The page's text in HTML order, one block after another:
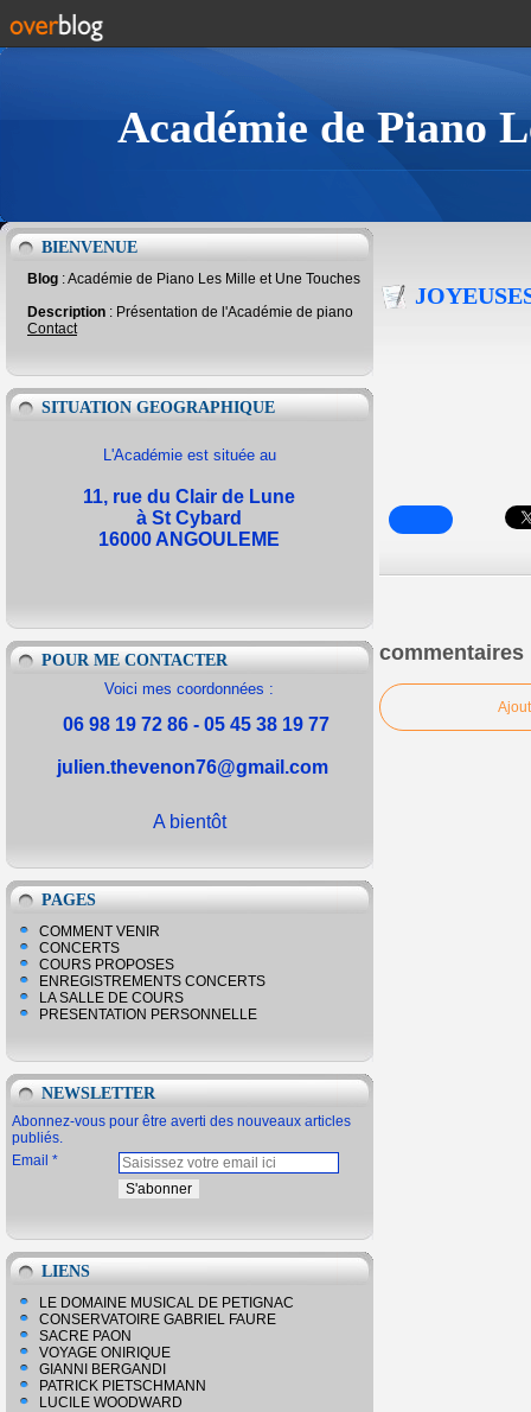
Académie de Piano
BIENVENUE
Blog : Académie de Piano Les Mille et Une Touches
Description : Présentation de l'Académie de piano
Contact
SITUATION GEOGRAPHIQUE
L'Académie est située au
11, rue du Clair de Lune
à St Cybard
16000 ANGOULEME
POUR ME CONTACTER
Voici mes coordonnées :
06 98 19 72 86 - 05 45 38 19 77
julien.thevenon76@gmail.com
A bientôt
PAGES
COMMENT VENIR
CONCERTS
COURS PROPOSES
ENREGISTREMENTS CONCERTS
LA SALLE DE COURS
PRESENTATION PERSONNELLE
NEWSLETTER
Abonnez-vous pour être averti des nouveaux articles
publiés.
Email
LIENS
LE DOMAINE MUSICAL DE PETIGNAC
CONSERVATOIRE GABRIEL FAURE
SACRE PAON
VOYAGE ONIRIQUE
GIANNI BERGANDI
PATRICK PIETSCHMANN
LUCILE WOODWARD
commentaires